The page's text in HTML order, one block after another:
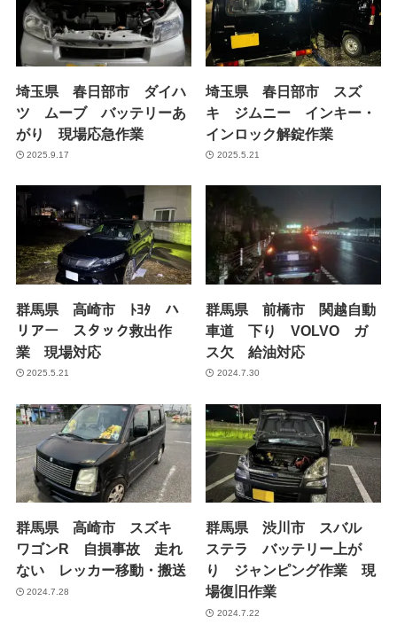
埼玉県 春日部市 ダイハ
ツ ムーブ バッテリーあ
がり 現場応急作業
2025.9.17
埼玉県 春日部市 スズ
キ ジムニー インキー・
インロック解錠作業
2025.5.21
群馬県 高崎市 ﾄﾖﾀ ハ
リアー スタック救出作
業 現場対応
2025.5.21
群馬県 前橋市 関越自動
車道 下り VOLVO ガ
ス欠 給油対応
2024.7.30
群馬県 高崎市 スズキ
ワゴンR 自損事故 走れ
ない レッカー移動・搬送
2024.7.28
群馬県 渋川市 スバル
ステラ バッテリー上が
り ジャンピング作業 現
場復旧作業
2024.7.22